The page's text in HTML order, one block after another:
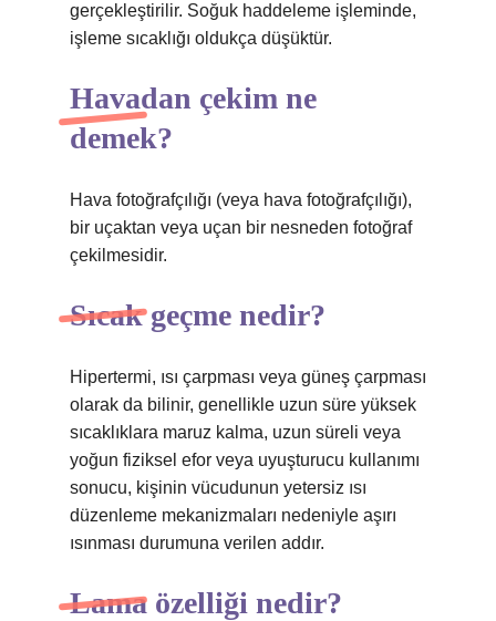
gerçekleştirilir. Soğuk haddeleme işleminde,
işleme sıcaklığı oldukça düşüktür.
Havadan çekim ne
demek?
Hava fotoğrafçılığı (veya hava fotoğrafçılığı),
bir uçaktan veya uçan bir nesneden fotoğraf
çekilmesidir.
Sıcak geçme nedir?
Hipertermi, ısı çarpması veya güneş çarpması
olarak da bilinir, genellikle uzun süre yüksek
sıcaklıklara maruz kalma, uzun süreli veya
yoğun fiziksel efor veya uyuşturucu kullanımı
sonucu, kişinin vücudunun yetersiz ısı
düzenleme mekanizmaları nedeniyle aşırı
ısınması durumuna verilen addır.
Lama özelliği nedir?